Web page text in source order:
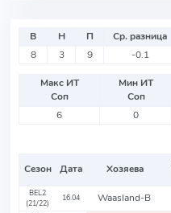
В Н П Ср. разница
8
3 9 -0.1
Макс ИТ
Соп
Мин ИТ
Соп
6
0
Сезон Дата Хозяева
BEL2
(21/22)
16.04 Waasland-B